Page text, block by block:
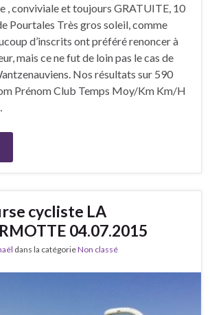
, conviviale et toujours GRATUITE, 10
Pourtales Très gros soleil, comme
d’inscrits ont préféré renoncer à
mais ce ne fut de loin pas le cas de
Nos résultats sur 590
Prénom Club Temps Moy/Km Km/H
cycliste LA
04.07.2015
dans la catégorieNon classé